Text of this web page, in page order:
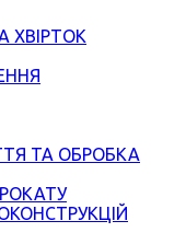
ХВІРТОК
ТА ОБРОБКА